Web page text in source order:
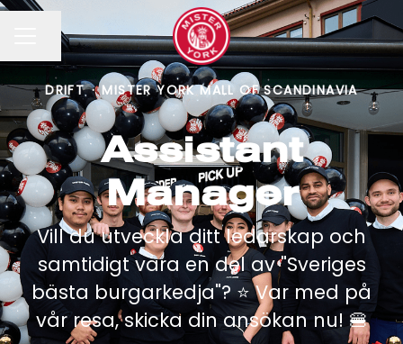
KARRIÄRMENY
Dela sidan
DRIFT · MISTER YORK MALL OF SCANDINAVIA
Assistant
Manager
Vill du utveckla ditt ledarskap och
samtidigt vara en del av "Sveriges
bästa burgarkedja"? ⭐️ Var med på
vår resa, skicka din ansökan nu! 🍔